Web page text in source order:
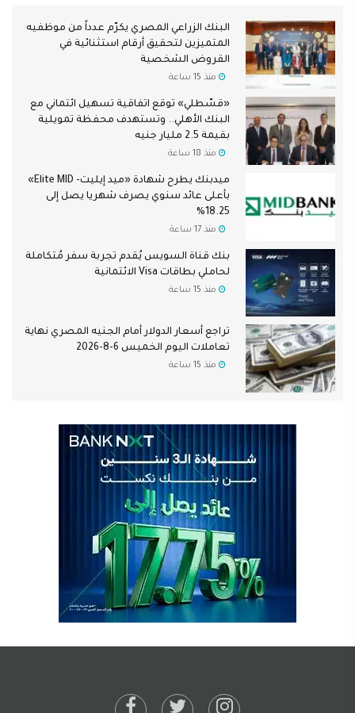
البنك الزراعي المصري يكرّم عدداً من موظفيه
المتميزين لتحقيق أرقام استثنائية في
القروض الشخصية
منذ 15 ساعة
«قسّطلي» توقع اتفاقية تسهيل ائتماني مع
البنك الأهلي.. وتستهدف محفظة تمويلية
بقيمة 2.5 مليار جنيه
منذ 18 ساعة
ميدبنك يطرح شهادة «ميد إيليت- Elite MID»
بأعلى عائد سنوي يصرف شهريا يصل إلى
18.25%
منذ 17 ساعة
بنك قناة السويس يُقدم تجربة سفر مُتكاملة
لحاملي بطاقات Visa الائتمانية
منذ 15 ساعة
تراجع أسعار الدولار أمام الجنيه المصري نهاية
تعاملات اليوم الخميس 6-8-2026
منذ 15 ساعة